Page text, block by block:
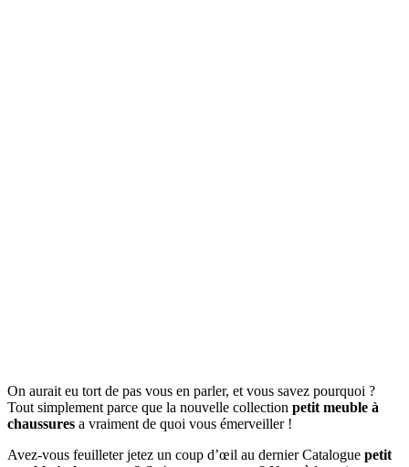
On aurait eu tort de pas vous en parler, et vous savez pourquoi ?
Tout simplement parce que la nouvelle collection petit meuble à
chaussures a vraiment de quoi vous émerveiller !
Avez-vous feuilleter jetez un coup d’œil au dernier Catalogue petit